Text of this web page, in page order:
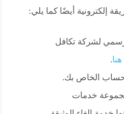
إلكترونية أيضًا كما يلي:
لشركة تكافل
.
الخاص بك.
خدمات